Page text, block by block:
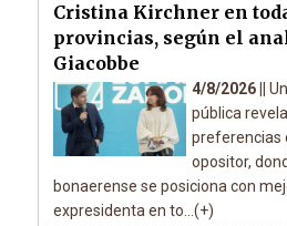
Cristina Kirchner en
provincias, según el
Giacobbe
4/8/2026 ||
pública
preferencias
opositor,
bonaerense se posiciona con
expresidenta en to...(+)